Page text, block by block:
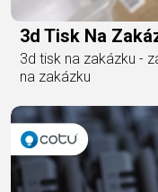
3d Tisk Na
3d tisk na zakázku -
na zakázku